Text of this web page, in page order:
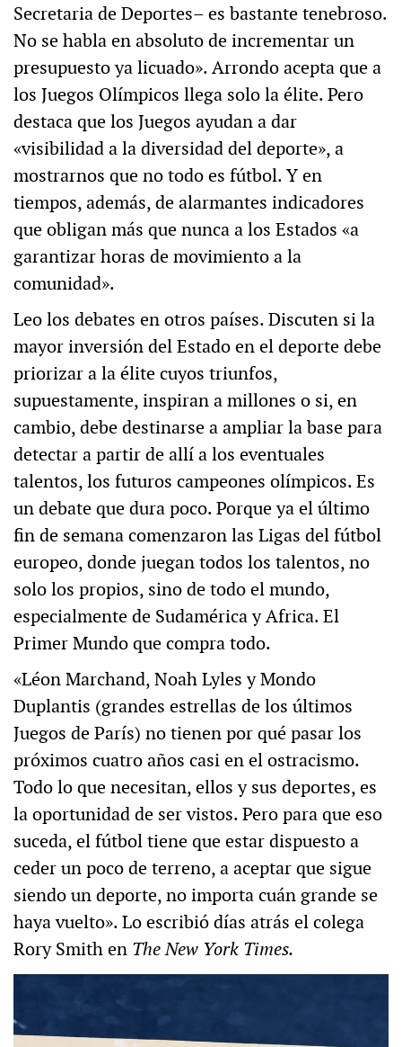
Secretaria de Deportes– es bastante tenebroso.
No se habla en absoluto de incrementar un
presupuesto ya licuado». Arrondo acepta que a
los Juegos Olímpicos llega solo la élite. Pero
destaca que los Juegos ayudan a dar
«visibilidad a la diversidad del deporte», a
mostrarnos que no todo es fútbol. Y en
tiempos, además, de alarmantes indicadores
que obligan más que nunca a los Estados «a
garantizar horas de movimiento a la
comunidad».
Leo los debates en otros países. Discuten si la
mayor inversión del Estado en el deporte debe
priorizar a la élite cuyos triunfos,
supuestamente, inspiran a millones o si, en
cambio, debe destinarse a ampliar la base para
detectar a partir de allí a los eventuales
talentos, los futuros campeones olímpicos. Es
un debate que dura poco. Porque ya el último
fin de semana comenzaron las Ligas del fútbol
europeo, donde juegan todos los talentos, no
solo los propios, sino de todo el mundo,
especialmente de Sudamérica y Africa. El
Primer Mundo que compra todo.
«Léon Marchand, Noah Lyles y Mondo
Duplantis (grandes estrellas de los últimos
Juegos de París) no tienen por qué pasar los
próximos cuatro años casi en el ostracismo.
Todo lo que necesitan, ellos y sus deportes, es
la oportunidad de ser vistos. Pero para que eso
suceda, el fútbol tiene que estar dispuesto a
ceder un poco de terreno, a aceptar que sigue
siendo un deporte, no importa cuán grande se
haya vuelto». Lo escribió días atrás el colega
Rory Smith en The New York Times.